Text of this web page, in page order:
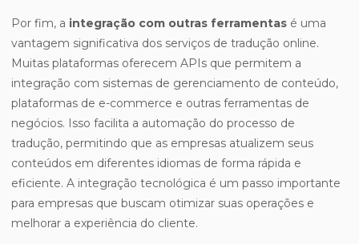
Por fim, a integração com outras ferramentas é uma
vantagem significativa dos serviços de tradução online.
Muitas plataformas oferecem APIs que permitem a
integração com sistemas de gerenciamento de conteúdo,
plataformas de e-commerce e outras ferramentas de
negócios. Isso facilita a automação do processo de
tradução, permitindo que as empresas atualizem seus
conteúdos em diferentes idiomas de forma rápida e
eficiente. A integração tecnológica é um passo importante
para empresas que buscam otimizar suas operações e
melhorar a experiência do cliente.